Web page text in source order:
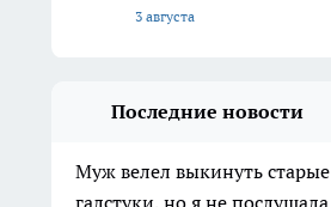
3 августа
Последние новости
Муж велел выкинуть старые